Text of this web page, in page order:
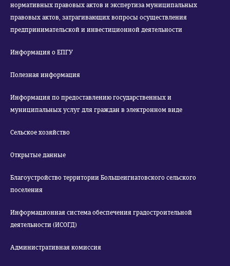
нормативных правовых актов и экспертиза муниципальных
правовых актов, затрагивающих вопросы осуществления
предпринимательской и инвестиционной деятельности
Информация о ЕПГУ
Полезная информация
Информация по предоставлению государственных и
муниципальных услуг для граждан в электронном виде
Сельское хозяйство
Открытые данные
Благоустройство территории Большеигнатовского сельского
поселения
Информационная система обеспечения градостроительной
деятельности (ИСОГД)
Административная комиссия